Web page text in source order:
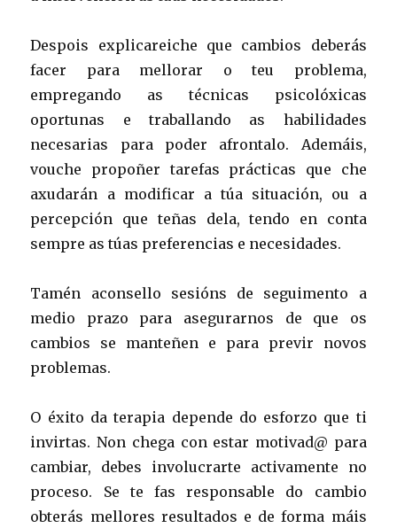
Despois explicareiche que cambios deberás
facer para mellorar o teu problema,
empregando as técnicas psicolóxicas
oportunas e traballando as habilidades
necesarias para poder afrontalo. Ademáis,
vouche propoñer tarefas prácticas que che
axudarán a modificar a túa situación, ou a
percepción que teñas dela, tendo en conta
sempre as túas preferencias e necesidades.
Tamén aconsello sesións de seguimento a
medio prazo para asegurarnos de que os
cambios se manteñen e para previr novos
problemas.
O éxito da terapia depende do esforzo que ti
invirtas. Non chega con estar motivad@ para
cambiar, debes involucrarte activamente no
proceso. Se te fas responsable do cambio
obterás mellores resultados e de forma máis